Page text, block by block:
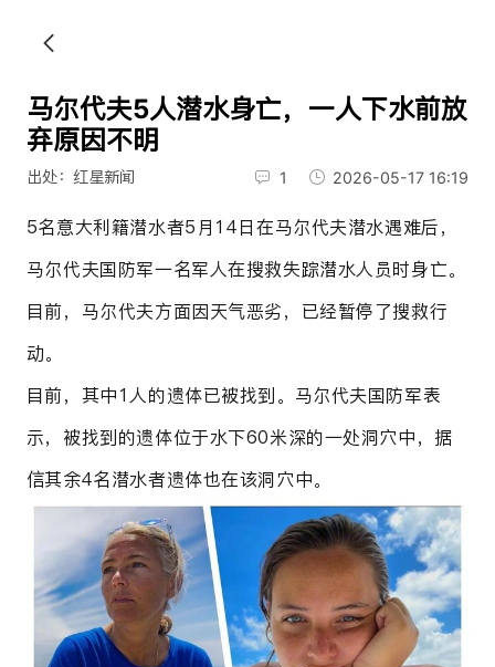
马尔代夫5人潜水身亡，一人下水前放
弃原因不明
出处：红星新闻 1 2026-05-17 16:19
5名意大利籍潜水者5月14日在马尔代夫潜水遇难后，
马尔代夫国防军一名军人在搜救失踪潜水人员时身亡。
目前，马尔代夫方面因天气恶劣，已经暂停了搜救行
动。
目前，其中1人的遗体已被找到。马尔代夫国防军表
示，被找到的遗体位于水下60米深的一处洞穴中，据
信其余4名潜水者遗体也在该洞穴中。